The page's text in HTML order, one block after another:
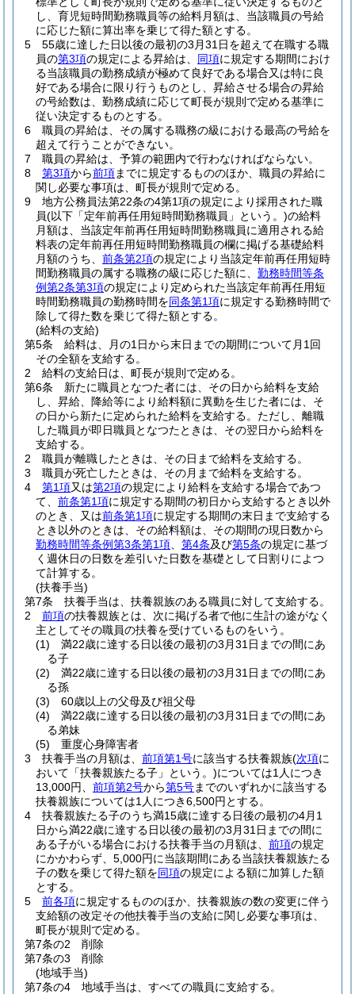
し、育児短時間勤務職員等の給料月額は、当該職員の号給
に応じた額に算出率を乗じて得た額とする。
5
55歳に達した日以後の最初の3月31日を超えて在職する職
員の第3項の規定による昇給は、 同項に規定する期間におけ
る当該職員の勤務成績が極めて良好である場合又は特に良
好である場合に限り行うものとし、昇給させる場合の昇給
の号給数は、勤務成績に応じて町長が規則で定める基準に
従い決定するものとする。
6
職員の昇給は、その属する職務の級における最高の号給を
超えて行うことができない。
7
職員の昇給は、予算の範囲内で行わなければならない。
8
第3項から前項までに規定するもののほか、職員の昇給に
関し必要な事項は、町長が規則で定める。
9
地方公務員法第22条の4第1項の規定により採用された職
員(以下「定年前再任用短時間勤務職員」という。)の給料
月額は、当該定年前再任用短時間勤務職員に適用される給
料表の定年前再任用短時間勤務職員の欄に掲げる基礎給料
月額のうち、 前条第2項の規定により当該定年前再任用短時
間勤務職員の属する職務の級に応じた額に、 勤務時間等条
例第2条第3項の規定により定められた当該定年前再任用短
時間勤務職員の勤務時間を同条第1項に規定する勤務時間で
除して得た数を乗じて得た額とする。
(給料の支給)
第5条
給料は、月の1日から末日までの期間について月1回
その全額を支給する。
2
給料の支給日は、町長が規則で定める。
第6条
新たに職員となつた者には、その日から給料を支給
し、昇給、降給等により給料額に異動を生じた者には、そ
の日から新たに定められた給料を支給する。 ただし、離職
した職員が即日職員となつたときは、その翌日から給料を
支給する。
2
職員が離職したときは、その日まで給料を支給する。
3
職員が死亡したときは、その月まで給料を支給する。
4
第1項又は第2項の規定により給料を支給する場合であつ
て、 前条第1項に規定する期間の初日から支給するとき以外
のとき、又は前条第1項に規定する期間の末日まで支給する
とき以外のときは、その給料額は、その期間の現日数から
勤務時間等条例第3条第1項
第4条及び第5条の規定に基づ
く週休日の日数を差引いた日数を基礎として日割りによつ
て計算する。
(扶養手当)
第7条
扶養手当は、扶養親族のある職員に対して支給する。
2
前項の扶養親族とは、次に掲げる者で他に生計の途がなく
主としてその職員の扶養を受けているものをいう。
(1)
満22歳に達する日以後の最初の3月31日までの間にあ
る子
(2)
満22歳に達する日以後の最初の3月31日までの間にあ
る孫
(3)
60歳以上の父母及び祖父母
(4)
満22歳に達する日以後の最初の3月31日までの間にあ
る弟妹
(5)
重度心身障害者
3
扶養手当の月額は、 前項第1号に該当する扶養親族(次項に
おいて「扶養親族たる子」という。)については1人につき
13,000円、 前項第2号から第5号までのいずれかに該当する
扶養親族については1人につき6,500円とする。
4
扶養親族たる子のうち満15歳に達する日後の最初の4月1
日から満22歳に達する日以後の最初の3月31日までの間に
ある子がいる場合における扶養手当の月額は、 前項の規定
にかかわらず、5,000円に当該期間にある当該扶養親族たる
子の数を乗じて得た額を同項の規定による額に加算した額
とする。
5
前各項に規定するもののほか、扶養親族の数の変更に伴う
支給額の改定その他扶養手当の支給に関し必要な事項は、
町長が規則で定める。
第7条の2
削除
第7条の3
削除
(地域手当)
第7条の4
地域手当は、すべての職員に支給する。